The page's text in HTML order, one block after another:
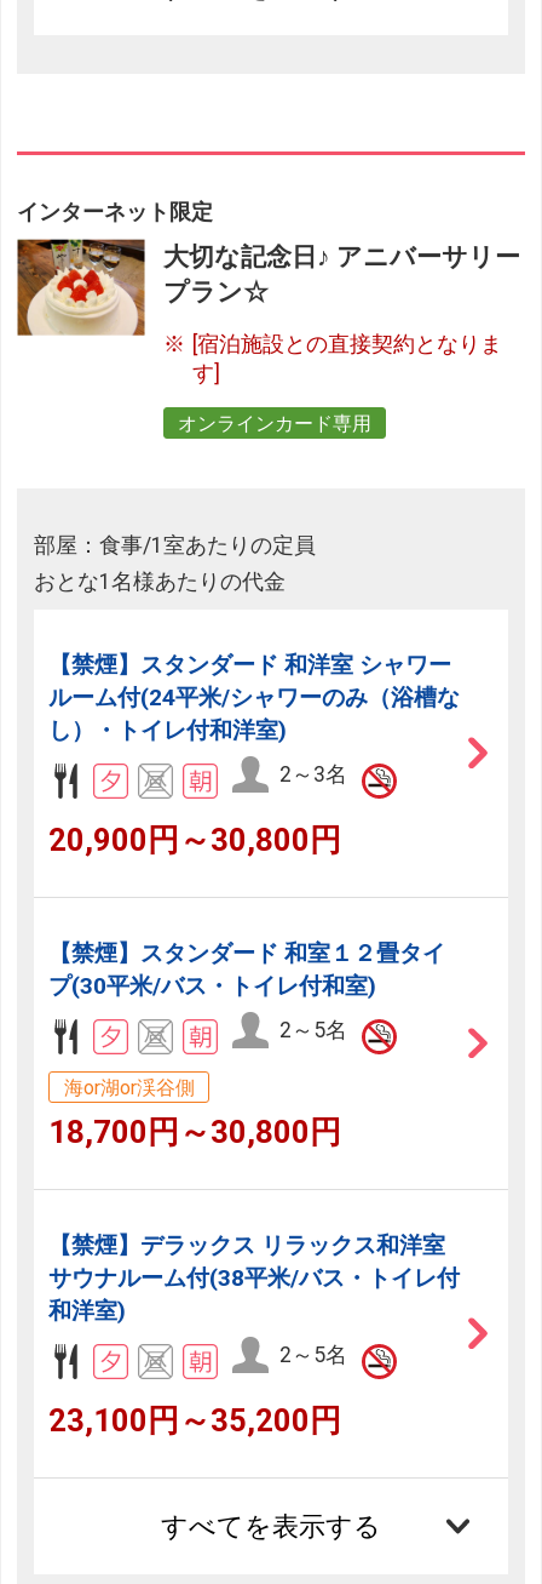
インターネット限定
大切な記念日♪ アニバーサリー
プラン☆
[宿泊施設との直接契約となりま
す]
オンラインカード専用
部屋：食事/1室あたりの定員
おとな1名様あたりの代金
【禁煙】スタンダード 和洋室 シャワー
ルーム付(24平米/シャワーのみ（浴槽な
し）・トイレ付和洋室)
2～3名
20,900円～30,800円
【禁煙】スタンダード 和室１２畳タイ
プ(30平米/バス・トイレ付和室)
2～5名
海or湖or渓谷側
18,700円～30,800円
【禁煙】デラックス リラックス和洋室
サウナルーム付(38平米/バス・トイレ付
和洋室)
2～5名
23,100円～35,200円
すべてを表示する